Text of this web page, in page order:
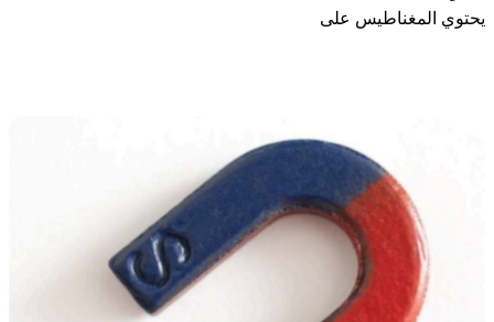
يحتوي المغناطيس على